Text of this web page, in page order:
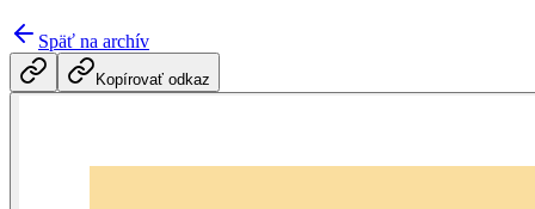
Späť na archív
Kopírovať odkaz